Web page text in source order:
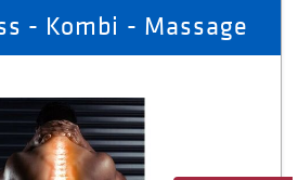
- Kombi - Massage